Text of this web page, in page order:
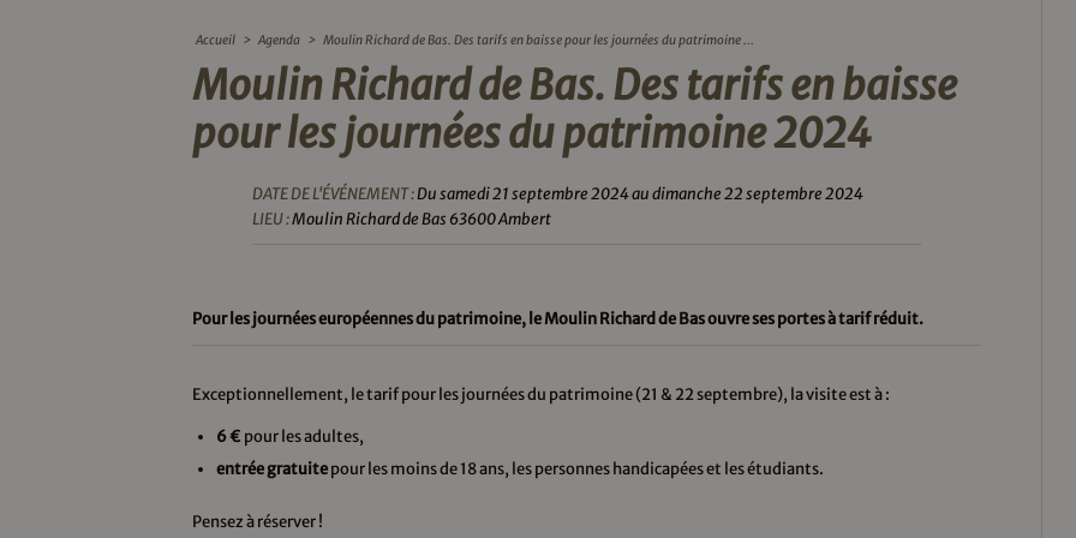
Accueil > Agenda > Moulin Richard de Bas. Des tarifs en baisse pour les journées du patrimoine ...
Moulin Richard de Bas. Des tarifs en baisse
pour les journées du patrimoine 2024
DATE DE L'ÉVÉNEMENT :Du samedi 21 septembre 2024 au dimanche 22 septembre 2024
LIEU :Moulin Richard de Bas 63600 Ambert
Pour les journées européennes du patrimoine, le Moulin Richard de Bas ouvre ses portes à tarif réduit.
Exceptionnellement, le tarif pour les journées du patrimoine (21 & 22 septembre), la visite est à :
6 € pour les adultes,
entrée gratuitepour les moins de 18 ans, les personnes handicapées et les étudiants.
Pensez à réserver !